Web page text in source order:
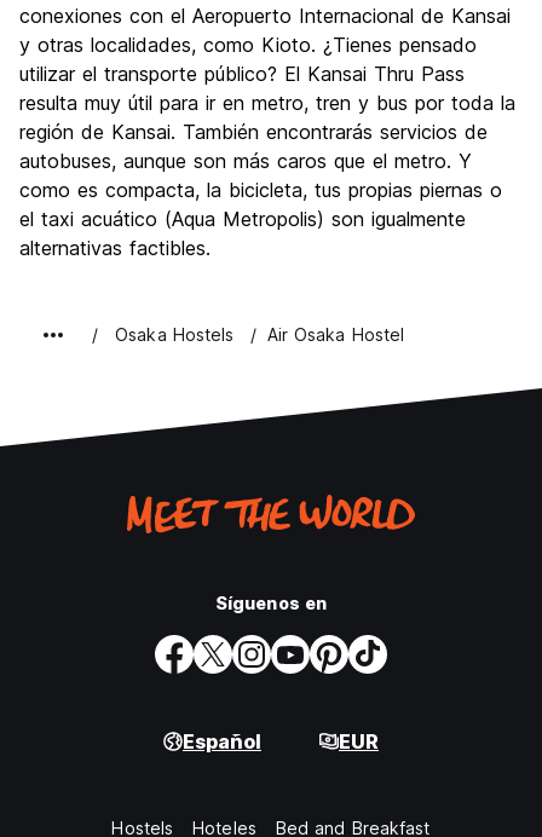
conexiones con el Aeropuerto Internacional de Kansai
y otras localidades, como Kioto. ¿Tienes pensado
utilizar el transporte público? El Kansai Thru Pass
resulta muy útil para ir en metro, tren y bus por toda la
región de Kansai. También encontrarás servicios de
autobuses, aunque son más caros que el metro. Y
como es compacta, la bicicleta, tus propias piernas o
el taxi acuático (Aqua Metropolis) son igualmente
alternativas factibles.
Osaka Hostels Air Osaka Hostel
Síguenos en
Español EUR
Hostels Hoteles Bed and Breakfast